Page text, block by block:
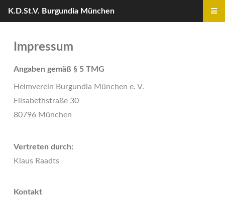
Impressum
Angaben gemäß § 5 TMG
Heimverein Burgundia München e. V.
Elisabethstraße 30
80796 München
Vertreten durch:
Klaus Raadts
Kontakt
K.D.St.V. Burgundia München